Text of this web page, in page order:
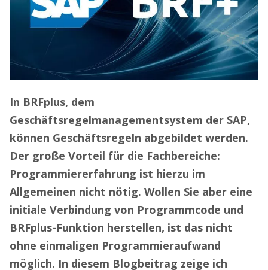
In BRFplus, dem
Geschäftsregelmanagementsystem der SAP,
können Geschäftsregeln abgebildet werden.
Der große Vorteil für die Fachbereiche:
Programmiererfahrung ist hierzu im
Allgemeinen nicht nötig. Wollen Sie aber eine
initiale Verbindung von Programmcode und
BRFplus-Funktion herstellen, ist das nicht
ohne einmaligen Programmieraufwand
möglich. In diesem Blogbeitrag zeige ich